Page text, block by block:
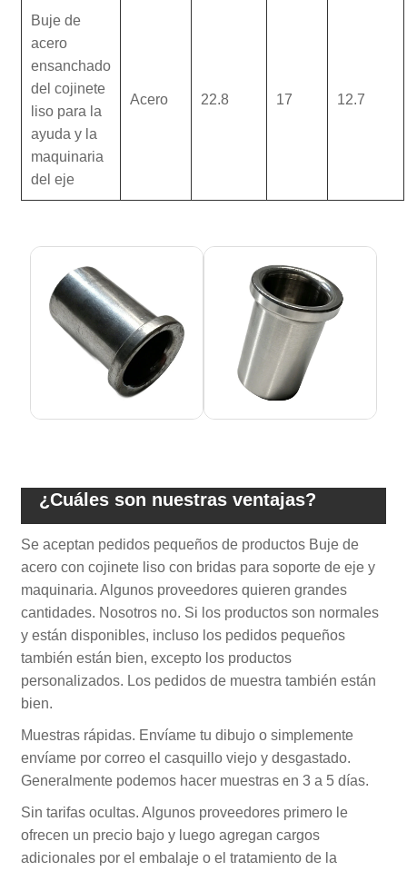
Buje de
acero
ensanchado
del cojinete
liso para la
ayuda y la
maquinaria
del eje
Acero 22.8 17 12.7
¿Cuáles son nuestras ventajas?
Se aceptan pedidos pequeños de productos Buje de
acero con cojinete liso con bridas para soporte de eje y
maquinaria. Algunos proveedores quieren grandes
cantidades. Nosotros no. Si los productos son normales
y están disponibles, incluso los pedidos pequeños
también están bien, excepto los productos
personalizados. Los pedidos de muestra también están
bien.
Muestras rápidas. Envíame tu dibujo o simplemente
envíame por correo el casquillo viejo y desgastado.
Generalmente podemos hacer muestras en 3 a 5 días.
Sin tarifas ocultas. Algunos proveedores primero le
ofrecen un precio bajo y luego agregan cargos
adicionales por el embalaje o el tratamiento de la